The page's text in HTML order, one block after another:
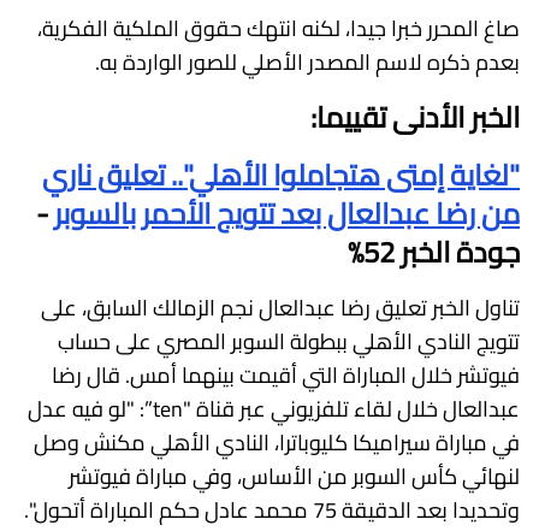
صاغ المحرر خبرا جيدا، لكنه انتهك حقوق الملكية الفكرية،
بعدم ذكره لاسم المصدر الأصلي للصور الواردة به.
الخبر الأدنى تقييما:
"لغاية إمتى هتجاملوا الأهلي".. تعليق ناري
من رضا عبدالعال بعد تتويج الأحمر بالسوبر-
جودة الخبر 52%
تناول الخبر تعليق رضا عبدالعال نجم الزمالك السابق، على
تتويج النادي الأهلي ببطولة السوبر المصري على حساب
فيوتشر خلال المباراة التي أقيمت بينهما أمس. قال رضا
عبدالعال خلال لقاء تلفزيوني عبر قناة "ten”: "لو فيه عدل
في مباراة سيراميكا كليوباترا، النادي الأهلي مكنش وصل
لنهائي كأس السوبر من الأساس، وفي مباراة فيوتشر
وتحديدا بعد الدقيقة 75 محمد عادل حكم المباراة أتحول".